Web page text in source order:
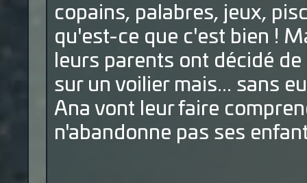
copains, palabres, jeux,
qu'est-ce que c'est bien !
leurs parents ont décidé
sur un voilier mais... sans
Ana vont leur faire
n'abandonne pas ses